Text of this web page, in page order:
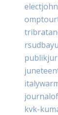
kvk-